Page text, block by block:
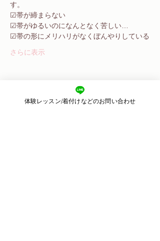
す。
☑︎帯が締まらない
☑︎帯がゆるいのになんとなく苦しい…
☑︎帯の形にメリハリがなくぼんやりしている
さらに表示
このイベントをシェア
体験レッスン/着付けなどのお問い合わせ